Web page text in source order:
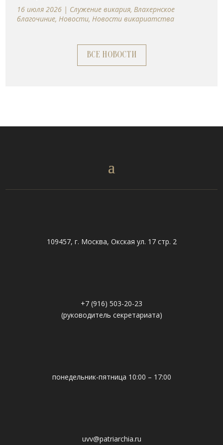
16 июля 2026 | Cлужение викария, Влахернское
благочиние, Новости, Новости викариатства
ВСЕ НОВОСТИ
109457, г. Москва, Окская ул. 17 стр. 2
+7 (916) 503-20-23
(руководитель секретариата)
понедельник-пятница 10:00 – 17:00
uvv@patriarchia.ru